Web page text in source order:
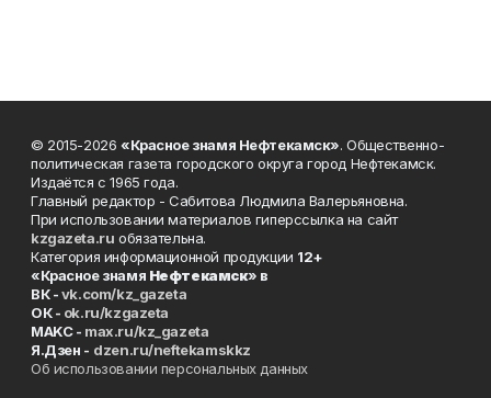
© 2015-2026 «Красное знамя Нефтекамск». Общественно-
политическая газета городского округа город Нефтекамск.
Издаётся с 1965 года.
Главный редактор - Сабитова Людмила Валерьяновна.
При использовании материалов гиперссылка на сайт
kzgazeta.ru обязательна.
Категория информационной продукции 12+
«Красное знамя Нефтекамск» в
ВК -vk.com/kz_gazeta
ОК - ok.ru/kzgazeta
MAKC - max.ru/kz_gazeta
Я.Дзен - dzen.ru/neftekamskkz
Об использовании персональных данных